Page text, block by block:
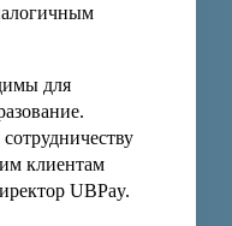
для
клиентам
UBPay.